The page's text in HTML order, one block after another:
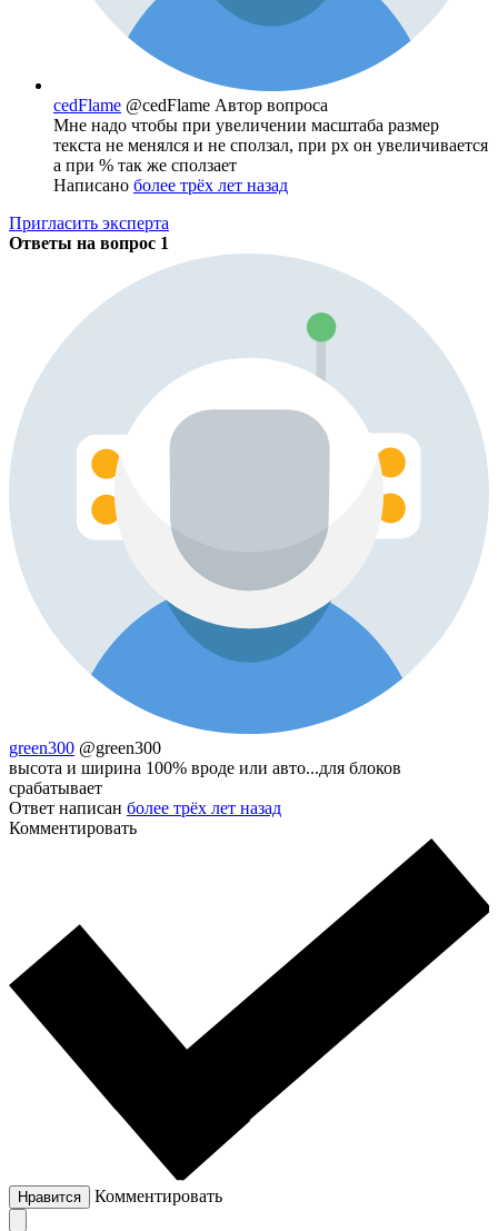
cedFlame @cedFlame Автор вопроса
Мне надо чтобы при увеличении масштаба размер
текста не менялся и не сползал, при px он увеличивается
а при % так же сползает
Написано более трёх лет назад
Пригласить эксперта
Ответы на вопрос 1
green300 @green300
высота и ширина 100% вроде или авто...для блоков
срабатывает
Ответ написан более трёх лет назад
Комментировать
Нравится Комментировать